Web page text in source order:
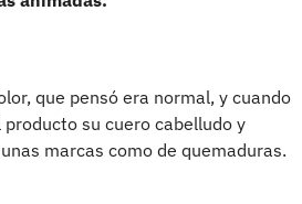
que pensó era normal, y cuando
su cuero cabelludo y
marcas como de quemaduras.